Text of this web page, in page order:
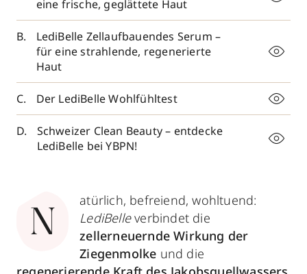
eine frische, geglättete Haut
LediBelle Zellaufbauendes Serum –
für eine strahlende, regenerierte
Haut
Der LediBelle Wohlfühltest
Schweizer Clean Beauty – entdecke
LediBelle bei YBPN!
N
atürlich, befreiend, wohltuend:
LediBelleverbindet die
zellerneuernde Wirkung der
Ziegenmolke und die